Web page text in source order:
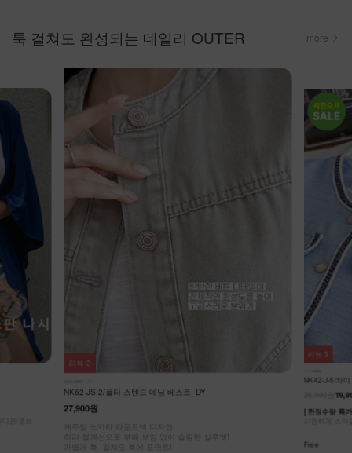
툭 걸쳐도 완성되는 데일리 OUTER more
NK62-JS-2/폴터 스텐드 데님 베스트_DY
27,900원
캐주얼 노카라 라운드넥 디자인!
허리 절개선으로 부해 보임 없이 슬림한 실루엣!
가볍게 툭- 걸쳐도 룩에 포인트!
리뷰 3
NK42-J-5/차이
[ 한정수량 특
Free
3